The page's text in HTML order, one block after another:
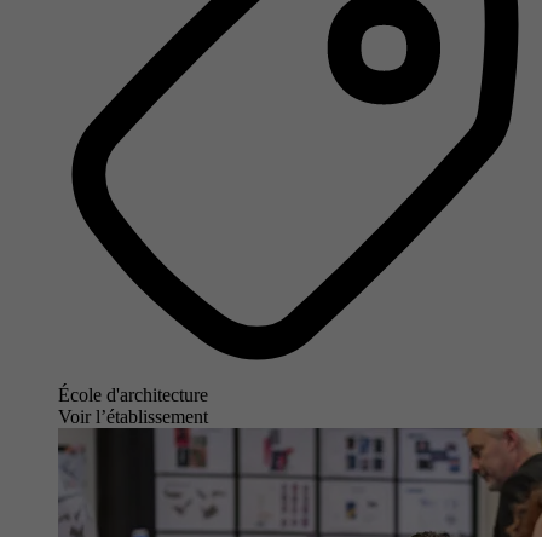
École d'architecture
Voir l’établissement